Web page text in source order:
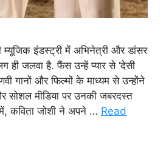
म्यूजिक इंडस्ट्री में अभिनेत्री और डांसर
ही जलवा है. फैंस उन्हें प्यार से ‘देसी
गानों और फिल्मों के माध्यम से उन्होंने
सोशल मीडिया पर उनकी जबरदस्त
कविता जोशी ने अपने … Read